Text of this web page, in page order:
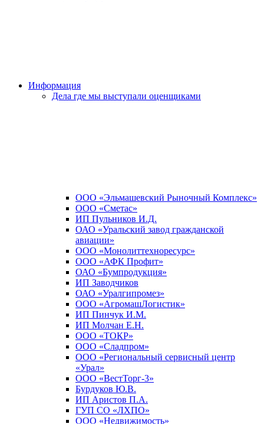
Информация
Дела где мы выступали оценщиками
ООО «Эльмашевский Рыночный Комплекс»
ООО «Сметас»
ИП Пульников И.Д.
ОАО «Уральский завод гражданской
авиации»
ООО «Монолиттехноресурс»
ООО «АФК Профит»
ОАО «Бумпродукция»
ИП Заводчиков
ОАО «Уралгипромез»
ООО «АгромашЛогистик»
ИП Пинчук И.М.
ИП Молчан Е.Н.
ООО «ТОКР»
ООО «Сладпром»
ООО «Региональный сервисный центр
«Урал»
ООО «ВестТорг-3»
Бурдуков Ю.В.
ИП Аристов П.А.
ГУП СО «ЛХПО»
ООО «Недвижимость»